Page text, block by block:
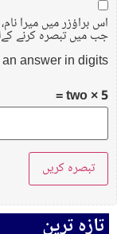
اس براؤزر میں میرا
جب میں تبصرہ کرنے
answer in digits:
two × 5 =
تازہ ترین